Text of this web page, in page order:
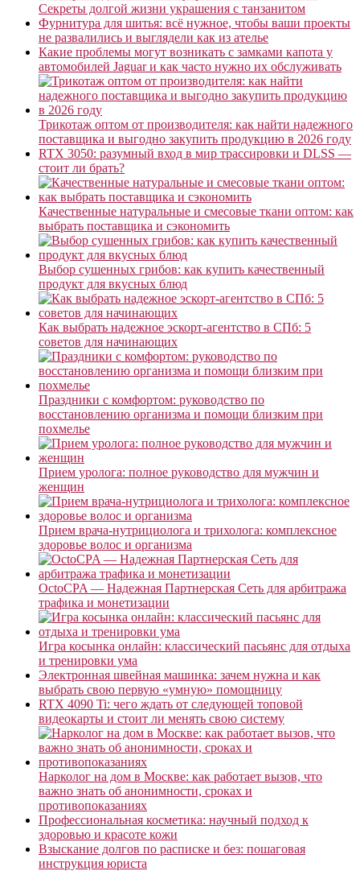
Секреты долгой жизни украшения с танзанитом
Фурнитура для шитья: всё нужное, чтобы ваши проекты
не развалились и выглядели как из ателье
Какие проблемы могут возникать с замками капота у
автомобилей Jaguar и как часто нужно их обслуживать
Трикотаж оптом от производителя: как найти надежного
поставщика и выгодно закупить продукцию в 2026 году
RTX 3050: разумный вход в мир трассировки и DLSS —
стоит ли брать?
Качественные натуральные и смесовые ткани оптом: как
выбрать поставщика и сэкономить
Выбор сушенных грибов: как купить качественный
продукт для вкусных блюд
Как выбрать надежное эскорт-агентство в СПб: 5
советов для начинающих
Праздники с комфортом: руководство по
восстановлению организма и помощи близким при
похмелье
Прием уролога: полное руководство для мужчин и
женщин
Прием врача-нутрициолога и трихолога: комплексное
здоровье волос и организма
OctoCPA — Надежная Партнерская Сеть для арбитража
трафика и монетизации
Игра косынка онлайн: классический пасьянс для отдыха
и тренировки ума
Электронная швейная машинка: зачем нужна и как
выбрать свою первую «умную» помощницу
RTX 4090 Ti: чего ждать от следующей топовой
видеокарты и стоит ли менять свою систему
Нарколог на дом в Москве: как работает вызов, что
важно знать об анонимности, сроках и
противопоказаниях
Профессиональная косметика: научный подход к
здоровью и красоте кожи
Взыскание долгов по расписке и без: пошаговая
инструкция юриста